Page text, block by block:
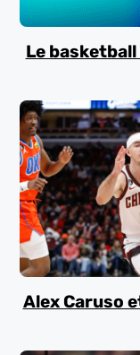
Le
Alex Caruso